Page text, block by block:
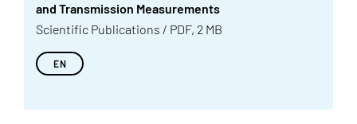
and Transmission Measurements
Scientific Publications / PDF, 2 MB
EN